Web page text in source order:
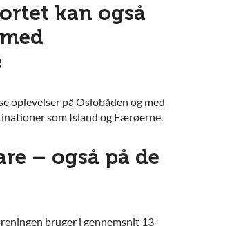
kan også
oplevelser på Oslobåden og med
som Island og Færøerne.
– også på de
bruger i gennemsnit 13-